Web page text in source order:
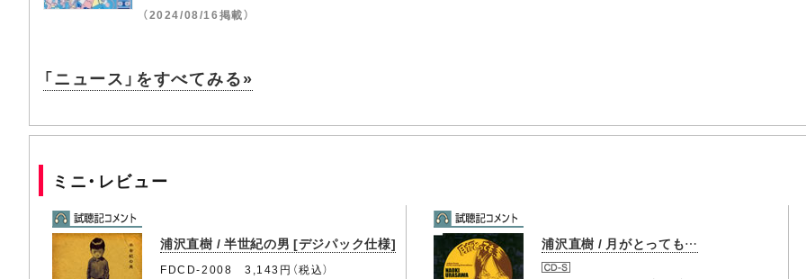
（2024/08/16掲載）
「ニュース」をすべてみる»
ミニ・レビュー
浦沢直樹 / 半世紀の男 [デジパック仕様]
FDCD-2008 3,143円（税込）
浦沢直樹 / 月がとっても…